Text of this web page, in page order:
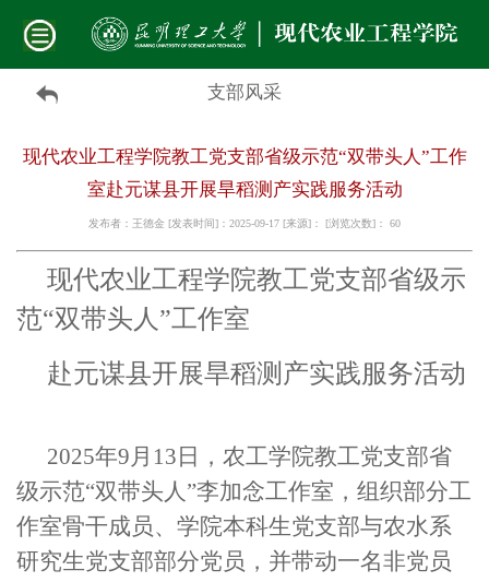
支部风采
现代农业工程学院教工党支部省级示范“双带头人”工作
室赴元谋县开展旱稻测产实践服务活动
发布者：王德金 [发表时间]：2025-09-17 [来源]： [浏览次数]： 60
现代农业工程学院教工党支部省级示
范“双带头人”工作室
赴元谋县开展旱稻测产实践服务活动
2025年9月13日，农工学院教工党支部省
级示范“双带头人”李加念工作室，组织部分工
作室骨干成员、学院本科生党支部与农水系
研究生党支部部分党员，并带动一名非党员